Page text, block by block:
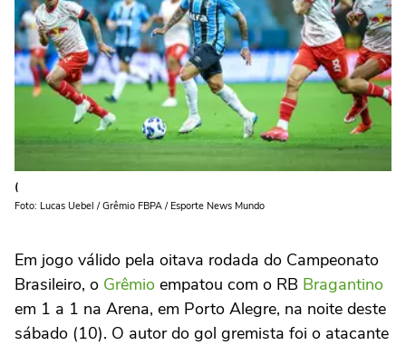
(
Foto: Lucas Uebel / Grêmio FBPA / Esporte News Mundo
Em jogo válido pela oitava rodada do Campeonato
Brasileiro, o Grêmio empatou com o RB Bragantino
em 1 a 1 na Arena, em Porto Alegre, na noite deste
sábado (10). O autor do gol gremista foi o atacante